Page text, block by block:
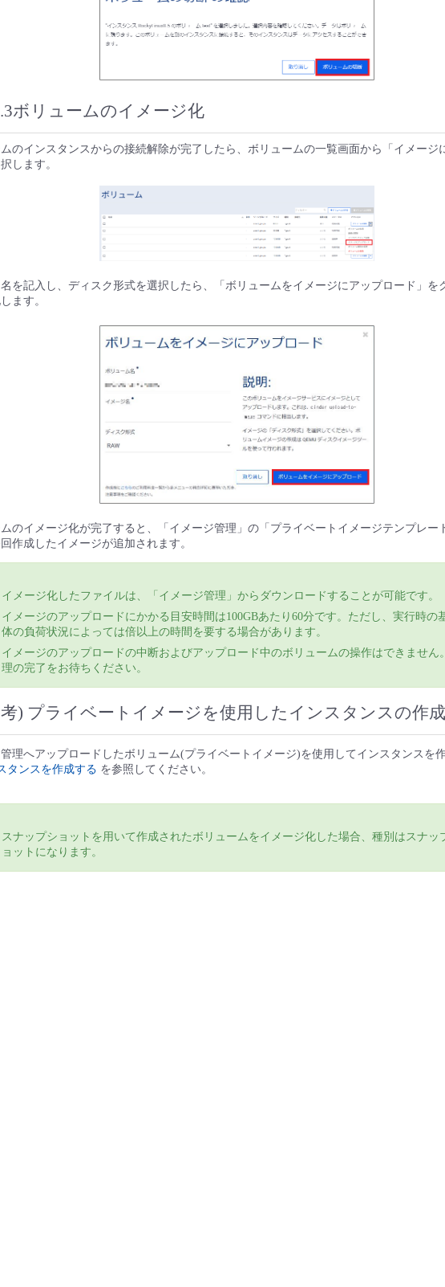
ボリュームのイメージ化
のインスタンスからの接続解除が完了したら、ボリュームの一覧画面から「イメージ
します。
を記入し、ディスク形式を選択したら、「ボリュームをイメージにアップロード」を
ます。
のイメージ化が完了すると、「イメージ管理」の「プライベートイメージテンプレー
作成したイメージが追加されます。
イメージ化したファイルは、「イメージ管理」からダウンロードすることが可能です。
イメージのアップロードにかかる目安時間は100GBあたり60分です。ただし、実行時の
体の負荷状況によっては倍以上の時間を要する場合があります。
イメージのアップロードの中断およびアップロード中のボリュームの操作はできません
理の完了をお待ちください。
) プライベートイメージを使用したインスタンスの作成
理へアップロードしたボリューム(プライベートイメージ)を使用してインスタンスを
タンスを作成する を参照してください。
スナップショットを用いて作成されたボリュームをイメージ化した場合、種別はスナッ
ョットになります。